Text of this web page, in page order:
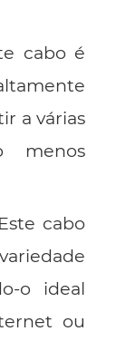
cabo é
a várias
menos
cabo
o ideal
ou